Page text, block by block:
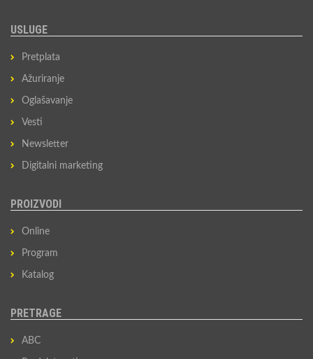
USLUGE
Pretplata
Ažuriranje
Oglašavanje
Vesti
Newsletter
Digitalni marketing
PROIZVODI
Online
Program
Katalog
PRETRAGE
ABC